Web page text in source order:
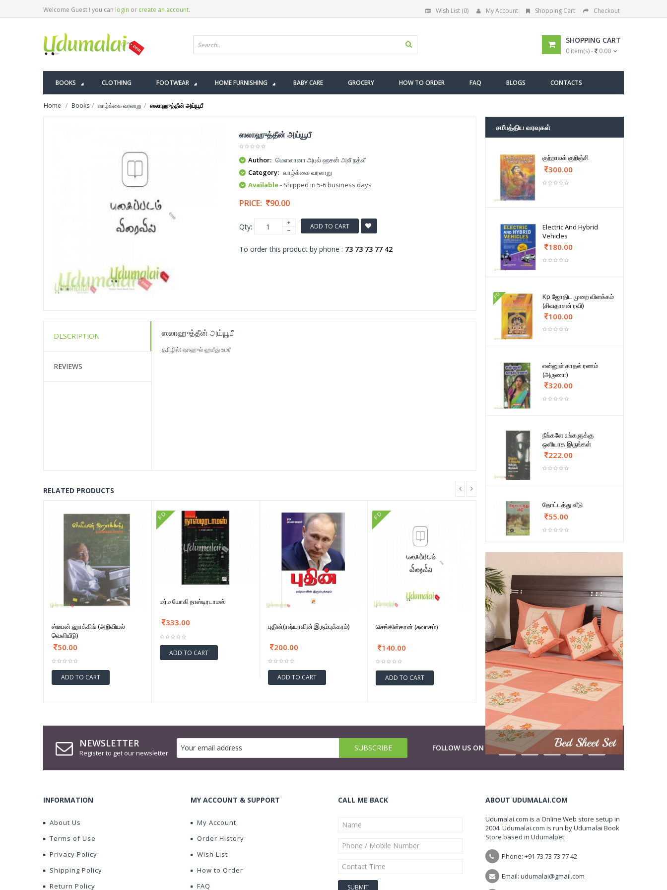
Welcome Guest ! you can login or create an account. Wish List (0) My Account Shopping Cart Checkout
SHOPPING CART
0 item(s) - 0.00
BOOKS CLOTHING FOOTWEAR HOME FURNISHING BABY CARE GROCERY HOW TO ORDER FAQ BLOGS CONTACTS
Home Books வாழ்க்கை வரலாறு ஸலாஹுத்தீன் அய்யூபீ
ஸலாஹுத்தீன் அய்யூபீ
Author: மௌலானா அபுல் ஹசன் அலீ நத்வீ
Category: வாழ்க்கை வரலாறு
Available- Shipped in 5-6 business days
PRICE: 90.00
Qty: ADD TO CART
To order this product by phone : 73 73 73 77 42
DESCRIPTION
REVIEWS
ஸலாஹுத்தீன் அய்யூபீ
தமிழில்: ஷாஹுல் ஹமீது உமரீ
RELATED PRODUCTS
ஸ்டீபன் ஹாக்கிங் (அறிவியல்
வெளியீடு)
50.00
ADD TO CART
FD
மர்ம யோகி நாஸ்டிரடாமஸ்
333.00
ADD TO CART
புதின்(ரஷ்யாவின் இரும்புக்கரம்)
200.00
ADD TO CART
FD
செங்கிஸ்கான் (சுவாசம்)
140.00
ADD TO CART
சமீபத்திய வரவுகள்
குற்றாலக் குறிஞ்சி
300.00
Electric And Hybrid
Vehicles
180.00
FD
Kp ஜோதிட முறை விளக்கம்
(சிவதாசன் ரவி)
100.00
என்னுள் காதல் ரணம்
(அருணா)
320.00
நீங்களே உங்களுக்கு
ஒளியாக இருங்கள்
222.00
தோட்டத்து வீடு
55.00
NEWSLETTER
Register to get our newsletter
FOLLOW US ON
INFORMATION
About Us
Terms of Use
Privacy Policy
Shipping Policy
Return Policy
MY ACCOUNT & SUPPORT
My Account
Order History
Wish List
How to Order
FAQ
CALL ME BACK ABOUT UDUMALAI.COM
Udumalai.com is a Online Web store setup in
2004. Udumalai.com is run by Udumalai Book
Store based in Udumalpet.
Phone: +91 73 73 73 77 42
Email: udumalai@gmail.com